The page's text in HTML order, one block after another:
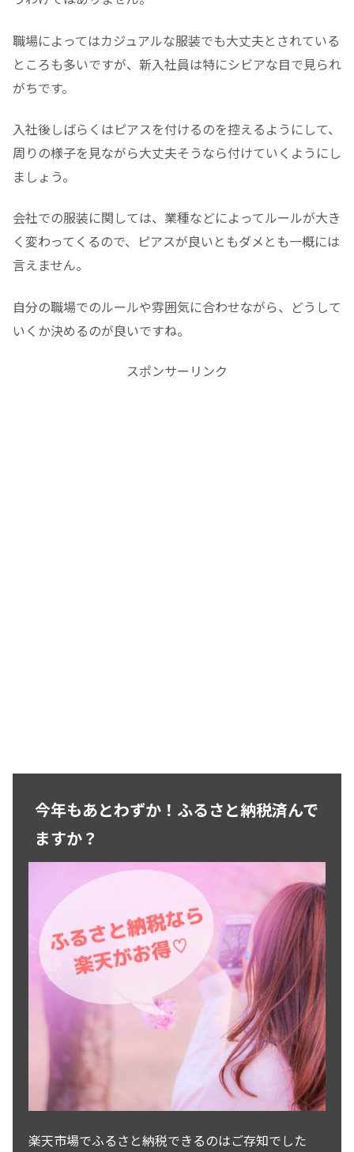
職場によってはカジュアルな服装でも大丈夫とされている
ところも多いですが、新入社員は特にシビアな目で見られ
がちです。
入社後しばらくはピアスを付けるのを控えるようにして、
周りの様子を見ながら大丈夫そうなら付けていくようにし
ましょう。
会社での服装に関しては、業種などによってルールが大き
く変わってくるので、ピアスが良いともダメとも一概には
言えません。
自分の職場でのルールや雰囲気に合わせながら、どうして
いくか決めるのが良いですね。
スポンサーリンク
今年もあとわずか！ふるさと納税済んで
ますか？
楽天市場でふるさと納税できるのはご存知でした